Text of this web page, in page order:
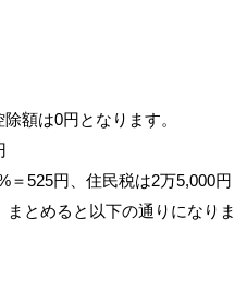
額は0円となります。
＝525円、住民税は2万5,000円
とめると以下の通りになりま